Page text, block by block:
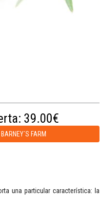
39.00€
BARNEY´S FARM
una particular característica: la